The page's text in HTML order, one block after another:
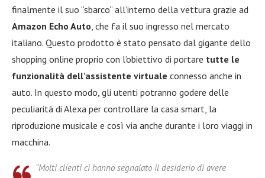
finalmente il suo “sbarco” all’interno della vettura grazie ad
Amazon Echo Auto, che fa il suo ingresso nel mercato
italiano. Questo prodotto è stato pensato dal gigante dello
shopping online proprio con l’obiettivo di portare tutte le
funzionalità dell’assistente virtuale connesso anche in
auto. In questo modo, gli utenti potranno godere delle
peculiarità di Alexa per controllare la casa smart, la
riproduzione musicale e così via anche durante i loro viaggi in
macchina.
“Molti clienti ci hanno segnalato il desiderio di avere